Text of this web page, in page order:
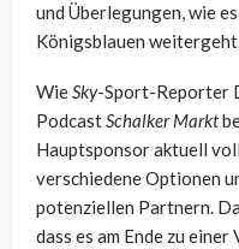
und Überlegungen, wie
Königsblauen
WieSky-Sport-Reporter
PodcastSchalker Markt
Hauptsponsor aktuell
verschiedene Optionen
potenziellen Partnern.
dass es am Ende zu